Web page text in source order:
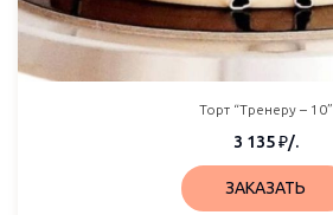
Торт “Тренеру – 10”
3 135₽/.
ЗАКАЗАТЬ